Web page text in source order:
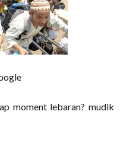
moment lebaran? mudik